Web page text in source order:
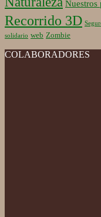
Nuestros
Recorrido 3D
solidario web Zombie
COLABORADORES